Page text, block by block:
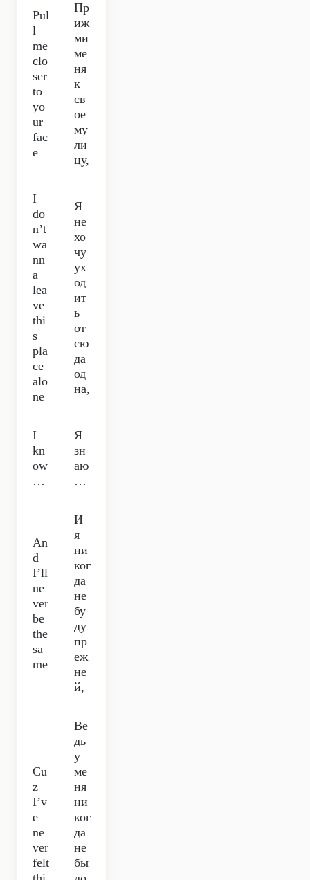
Pul
l
me
clo
ser
to
yo
ur
fac
e
Пр
иж
ми
ме
ня
к
св
ое
му
ли
цу,
I
do
n’t
wa
nn
a
lea
ve
thi
s
pla
ce
alo
ne
Я
не
хо
чу
ух
од
ит
ь
от
сю
да
од
на,
I
kn
ow
…
Я
зн
аю
…
An
d
I’ll
ne
ver
be
the
sa
me
И
я
ни
ког
да
не
бу
ду
пр
еж
не
й,
Cu
z
I’v
e
ne
ver
felt
Ве
дь
у
ме
ня
ни
ког
да
не
бы